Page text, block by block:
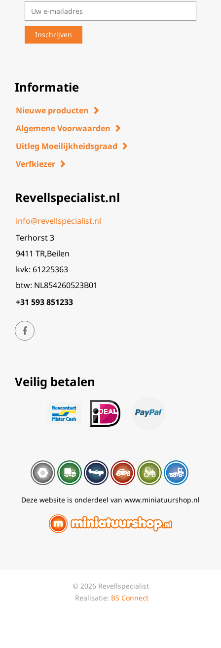
Informatie
Nieuwe producten
Algemene Voorwaarden
Uitleg Moeilijkheidsgraad
Verfkiezer
Revellspecialist.nl
info@revellspecialist.nl
Terhorst 3
9411 TR,Beilen
kvk: 61225363
btw: NL854260523B01
+31 593 851233
Veilig betalen
Deze website is onderdeel van www.miniatuurshop.nl
© 2026 Revellspecialist
Realisatie: BS Connect